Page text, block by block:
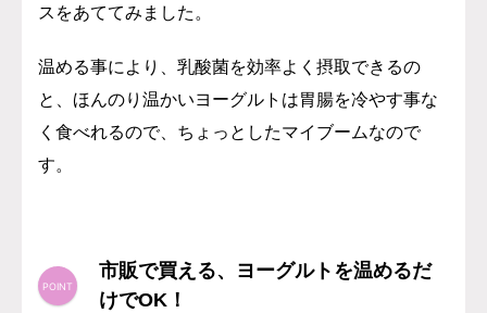
スをあててみました。
温める事により、乳酸菌を効率よく摂取できるの
と、ほんのり温かいヨーグルトは胃腸を冷やす事な
く食べれるので、ちょっとしたマイブームなので
す。
市販で買える、ヨーグルトを温めるだ
けでOK！